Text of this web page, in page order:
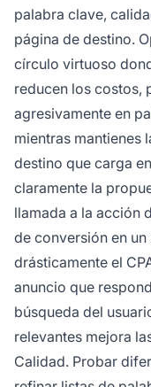
palabra clave,
página de destino.
círculo virtuoso
reducen los costos,
agresivamente en
mientras mantienes
destino que carga
claramente la
llamada a la acción
de conversión en
drásticamente el
anuncio que
búsqueda del
relevantes mejora
Calidad. Probar